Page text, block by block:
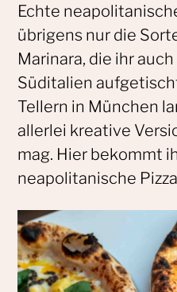
Echte
übrigens nur die
Marinara, die ihr
Süditalien
Tellern in München
allerlei kreative
mag. Hier bekommt
neapolitanische